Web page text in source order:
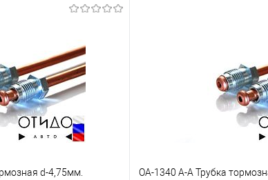
d-4,75мм.
OA-1340 A-A Трубка